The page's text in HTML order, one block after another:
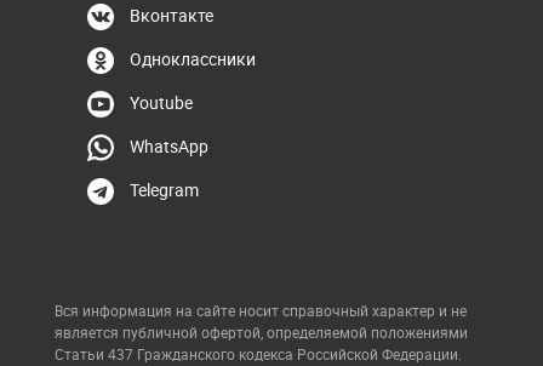
Вконтакте
Одноклассники
Youtube
WhatsApp
Telegram
Вся информация на сайте носит справочный характер и не
является публичной офертой, определяемой положениями
Статьи 437 Гражданского кодекса Российской Федерации.